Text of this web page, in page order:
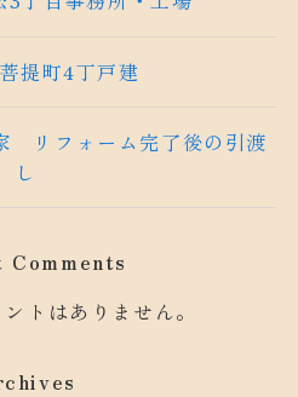
提町4丁戸建
リフォーム完了後の引渡
し
Comments
トはありません。